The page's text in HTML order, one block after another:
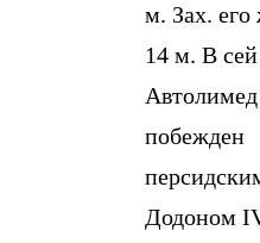
м. Зах. его
14 м. В
побежден
Додоном